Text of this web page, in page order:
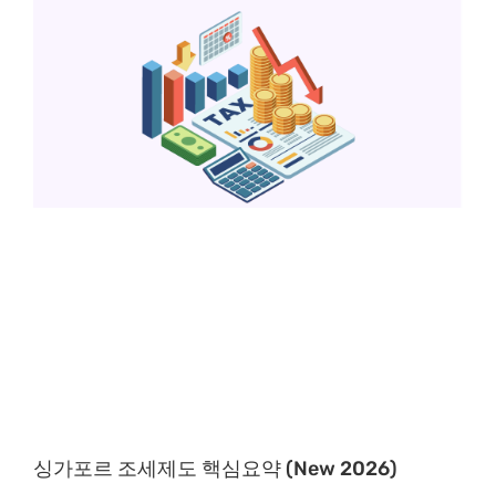
싱가포르 조세제도 핵심요약 (New 2026)